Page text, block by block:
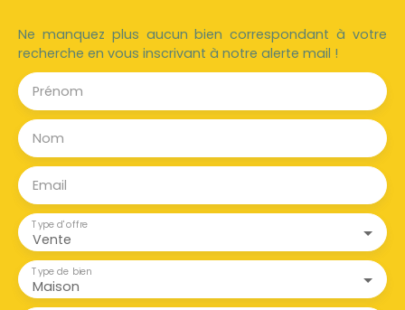
Ne manquez plus aucun bien correspondant à votre
recherche en vous inscrivant à notre alerte mail !
Prénom
Nom
Email
Vente
Type d'offre
Maison
Type de bien